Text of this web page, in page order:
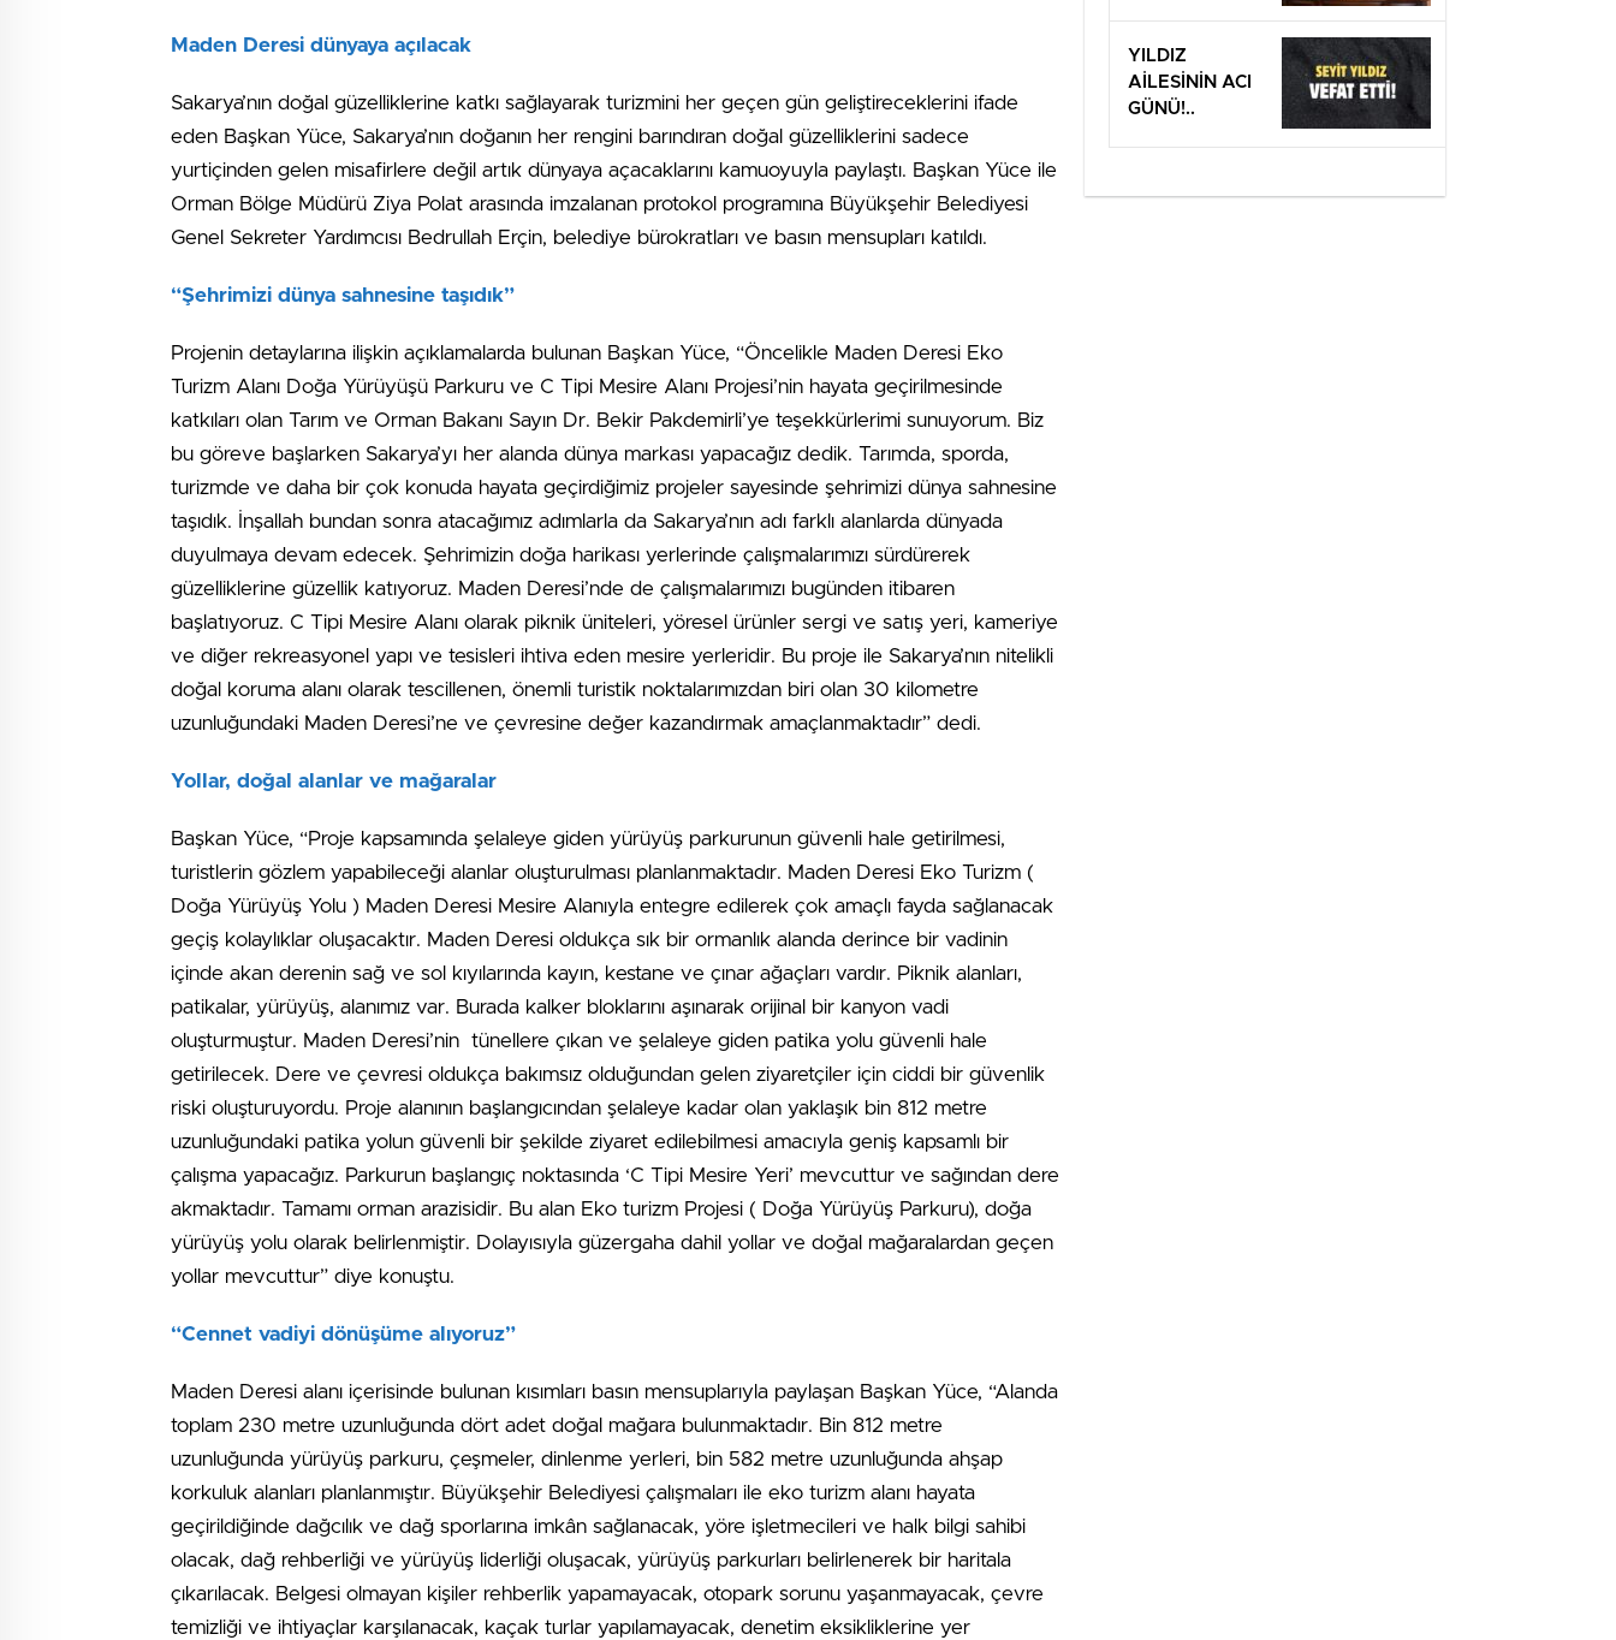
Maden Deresi dünyaya açılacak
Sakarya’nın doğal güzelliklerine katkı sağlayarak turizmini her geçen gün geliştireceklerini ifade
eden Başkan Yüce, Sakarya’nın doğanın her rengini barındıran doğal güzelliklerini sadece
yurtiçinden gelen misafirlere değil artık dünyaya açacaklarını kamuoyuyla paylaştı. Başkan Yüce ile
Orman Bölge Müdürü Ziya Polat arasında imzalanan protokol programına Büyükşehir Belediyesi
Genel Sekreter Yardımcısı Bedrullah Erçin, belediye bürokratları ve basın mensupları katıldı.
“Şehrimizi dünya sahnesine taşıdık”
Projenin detaylarına ilişkin açıklamalarda bulunan Başkan Yüce, “Öncelikle Maden Deresi Eko
Turizm Alanı Doğa Yürüyüşü Parkuru ve C Tipi Mesire Alanı Projesi’nin hayata geçirilmesinde
katkıları olan Tarım ve Orman Bakanı Sayın Dr. Bekir Pakdemirli’ye teşekkürlerimi sunuyorum. Biz
bu göreve başlarken Sakarya’yı her alanda dünya markası yapacağız dedik. Tarımda, sporda,
turizmde ve daha bir çok konuda hayata geçirdiğimiz projeler sayesinde şehrimizi dünya sahnesine
taşıdık. İnşallah bundan sonra atacağımız adımlarla da Sakarya’nın adı farklı alanlarda dünyada
duyulmaya devam edecek. Şehrimizin doğa harikası yerlerinde çalışmalarımızı sürdürerek
güzelliklerine güzellik katıyoruz. Maden Deresi’nde de çalışmalarımızı bugünden itibaren
başlatıyoruz. C Tipi Mesire Alanı olarak piknik üniteleri, yöresel ürünler sergi ve satış yeri, kameriye
ve diğer rekreasyonel yapı ve tesisleri ihtiva eden mesire yerleridir. Bu proje ile Sakarya’nın nitelikli
doğal koruma alanı olarak tescillenen, önemli turistik noktalarımızdan biri olan 30 kilometre
uzunluğundaki Maden Deresi’ne ve çevresine değer kazandırmak amaçlanmaktadır” dedi.
Yollar, doğal alanlar ve mağaralar
Başkan Yüce, “Proje kapsamında şelaleye giden yürüyüş parkurunun güvenli hale getirilmesi,
turistlerin gözlem yapabileceği alanlar oluşturulması planlanmaktadır. Maden Deresi Eko Turizm (
Doğa Yürüyüş Yolu ) Maden Deresi Mesire Alanıyla entegre edilerek çok amaçlı fayda sağlanacak
geçiş kolaylıklar oluşacaktır. Maden Deresi oldukça sık bir ormanlık alanda derince bir vadinin
içinde akan derenin sağ ve sol kıyılarında kayın, kestane ve çınar ağaçları vardır. Piknik alanları,
patikalar, yürüyüş, alanımız var. Burada kalker bloklarını aşınarak orijinal bir kanyon vadi
oluşturmuştur. Maden Deresi’nin tünellere çıkan ve şelaleye giden patika yolu güvenli hale
getirilecek. Dere ve çevresi oldukça bakımsız olduğundan gelen ziyaretçiler için ciddi bir güvenlik
riski oluşturuyordu. Proje alanının başlangıcından şelaleye kadar olan yaklaşık bin 812 metre
uzunluğundaki patika yolun güvenli bir şekilde ziyaret edilebilmesi amacıyla geniş kapsamlı bir
çalışma yapacağız. Parkurun başlangıç noktasında ‘C Tipi Mesire Yeri’ mevcuttur ve sağından dere
akmaktadır. Tamamı orman arazisidir. Bu alan Eko turizm Projesi ( Doğa Yürüyüş Parkuru), doğa
yürüyüş yolu olarak belirlenmiştir. Dolayısıyla güzergaha dahil yollar ve doğal mağaralardan geçen
yollar mevcuttur” diye konuştu.
“Cennet vadiyi dönüşüme alıyoruz”
Maden Deresi alanı içerisinde bulunan kısımları basın mensuplarıyla paylaşan Başkan Yüce, “Alanda
toplam 230 metre uzunluğunda dört adet doğal mağara bulunmaktadır. Bin 812 metre
uzunluğunda yürüyüş parkuru, çeşmeler, dinlenme yerleri, bin 582 metre uzunluğunda ahşap
korkuluk alanları planlanmıştır. Büyükşehir Belediyesi çalışmaları ile eko turizm alanı hayata
geçirildiğinde dağcılık ve dağ sporlarına imkân sağlanacak, yöre işletmecileri ve halk bilgi sahibi
olacak, dağ rehberliği ve yürüyüş liderliği oluşacak, yürüyüş parkurları belirlenerek bir haritala
çıkarılacak. Belgesi olmayan kişiler rehberlik yapamayacak, otopark sorunu yaşanmayacak, çevre
temizliği ve ihtiyaçlar karşılanacak, kaçak turlar yapılamayacak, denetim eksikliklerine yer
YILDIZ
AİLESİNİN ACI
GÜNÜ!..